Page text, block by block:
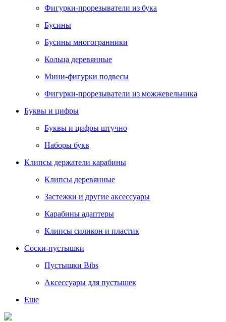
Фигурки-прорезыватели из бука
Бусины
Бусины многогранники
Кольца деревянные
Мини-фигурки подвесы
Фигурки-прорезыватели из можжевельника
Буквы и цифры
Буквы и цифры штучно
Наборы букв
Клипсы держатели карабины
Клипсы деревянные
Застежки и другие аксессуары
Карабины адаптеры
Клипсы силикон и пластик
Соски-пустышки
Пустышки Bibs
Аксессуары для пустышек
Еще